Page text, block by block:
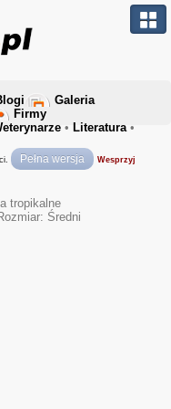
Galeria
Firmy
• Literatura•
Pełna wersja Wesprzyj
tropikalne
Średni